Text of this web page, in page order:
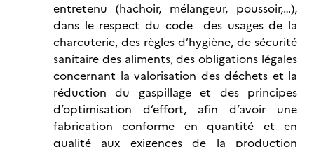
entretenu (hachoir, mélangeur, poussoir,…),
dans le respect du code des usages de la
charcuterie, des règles d’hygiène, de sécurité
sanitaire des aliments, des obligations légales
concernant la valorisation des déchets et la
réduction du gaspillage et des principes
d’optimisation d’effort, afin d’avoir une
fabrication conforme en quantité et en
qualité aux exigences de la production